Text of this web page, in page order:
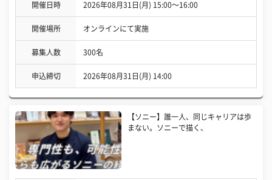
開催日時 2026年08月31日(月) 15:00〜16:00
開催場所 オンラインにて実施
募集人数 300名
申込締切 2026年08月31日(月) 14:00
【ソニー】誰一人、同じキャリアは歩
まない。ソニーで描く、